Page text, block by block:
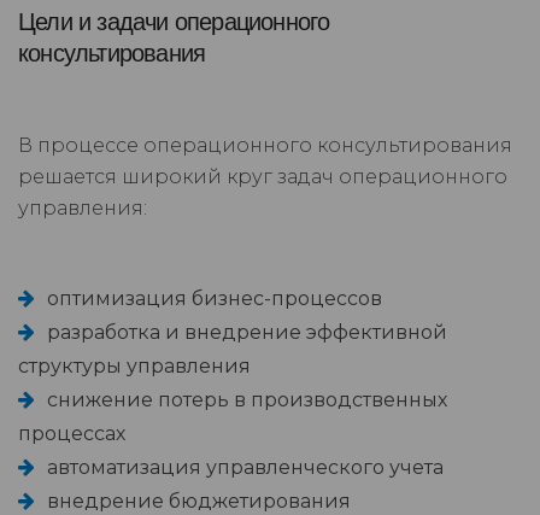
Цели и задачи операционного
консультирования
В процессе операционного консультирования
решается широкий круг задач операционного
управления:
оптимизация бизнес-процессов
разработка и внедрение эффективной
структуры управления
снижение потерь в производственных
процессах
автоматизация управленческого учета
внедрение бюджетирования